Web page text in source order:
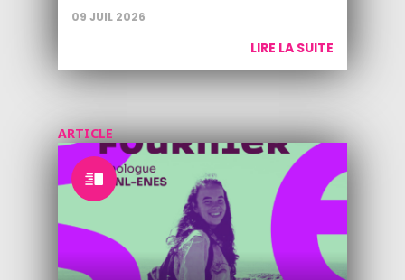
09 JUIL 2026
LIRE LA SUITE
ARTICLE